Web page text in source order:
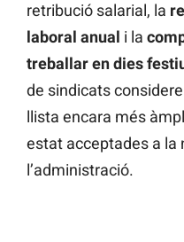
retribució salarial, la
laboral anual i la
treballar en dies
de sindicats
llista encara més
estat acceptades a la
l’administració.